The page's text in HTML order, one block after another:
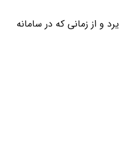
از زمانی که در سامانه